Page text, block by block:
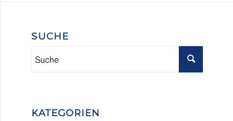
SUCHE
KATEGORIEN